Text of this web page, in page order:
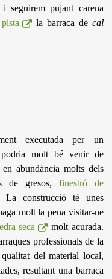
seguirem pujant carena
la barraca decal
executada per un
molt bé venir de
abundància molts dels
de gresos, finestró de
construcció té unes
molt la pena visitar-ne
seca
molt acurada.
professionals de la
del material local,
resultant una barraca